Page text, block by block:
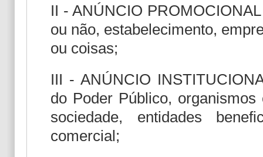
II - ANÚNCIO
ou não, estabelecimento,
ou coisas;
III - ANÚNCIO
do Poder Público,
sociedade, entidades
comercial;